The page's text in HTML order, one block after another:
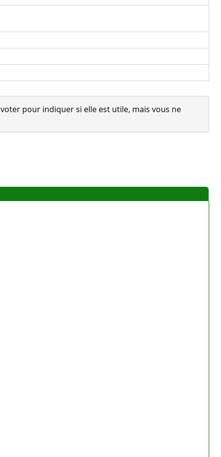
pour indiquer si elle est utile, mais vous ne